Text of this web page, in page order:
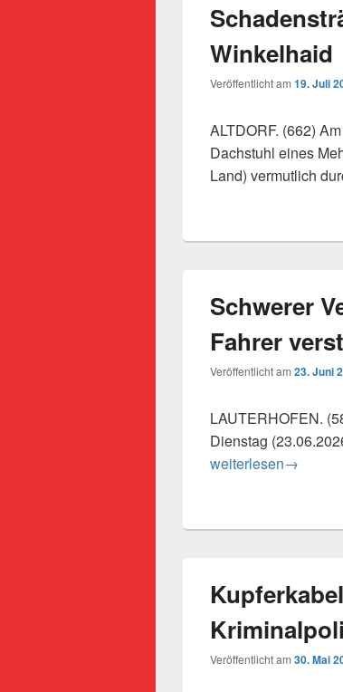
Winkelhaid
Veröffentlicht am 19. Juli
ALTDORF. (662)
Dachstuhl eines
Land) vermutlich
Schwerer
Fahrer
Veröffentlicht am 23. Juni
LAUTERHOFEN.
Dienstag
Schwerer
weiterlesen→
Veröffentlicht am 30. Mai